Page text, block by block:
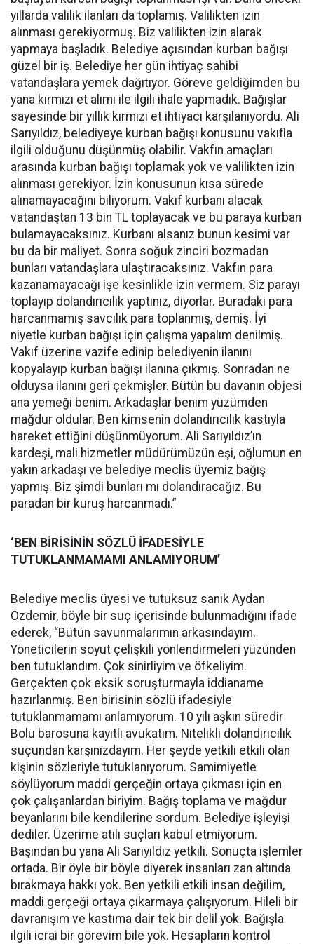
yıllarda valilik ilanları da toplamış. Valilikten izin
alınması gerekiyormuş. Biz valilikten izin alarak
yapmaya başladık. Belediye açısından kurban bağışı
güzel bir iş. Belediye her gün ihtiyaç sahibi
vatandaşlara yemek dağıtıyor. Göreve geldiğimden bu
yana kırmızı et alımı ile ilgili ihale yapmadık. Bağışlar
sayesinde bir yıllık kırmızı et ihtiyacı karşılanıyordu. Ali
Sarıyıldız, belediyeye kurban bağışı konusunu vakıfla
ilgili olduğunu düşünmüş olabilir. Vakfın amaçları
arasında kurban bağışı toplamak yok ve valilikten izin
alınması gerekiyor. İzin konusunun kısa sürede
alınamayacağını biliyorum. Vakıf kurbanı alacak
vatandaştan 13 bin TL toplayacak ve bu paraya kurban
bulamayacaksınız. Kurbanı alsanız bunun kesimi var
bu da bir maliyet. Sonra soğuk zinciri bozmadan
bunları vatandaşlara ulaştıracaksınız. Vakfın para
kazanamayacağı işe kesinlikle izin vermem. Siz parayı
toplayıp dolandırıcılık yaptınız, diyorlar. Buradaki para
harcanmamış savcılık para toplanmış, demiş. İyi
niyetle kurban bağışı için çalışma yapalım denilmiş.
Vakıf üzerine vazife edinip belediyenin ilanını
kopyalayıp kurban bağışı ilanına çıkmış. Sonradan ne
olduysa ilanını geri çekmişler. Bütün bu davanın objesi
ana yemeği benim. Arkadaşlar benim yüzümden
mağdur oldular. Ben kimsenin dolandırıcılık kastıyla
hareket ettiğini düşünmüyorum. Ali Sarıyıldız’ın
kardeşi, mali hizmetler müdürümüzün eşi, oğlumun en
yakın arkadaşı ve belediye meclis üyemiz bağış
yapmış. Biz şimdi bunları mı dolandıracağız. Bu
paradan bir kuruş harcanmadı.”
‘BEN BİRİSİNİN SÖZLÜ İFADESİYLE
TUTUKLANMAMAMI ANLAMIYORUM’
Belediye meclis üyesi ve tutuksuz sanık Aydan
Özdemir, böyle bir suç içerisinde bulunmadığını ifade
ederek, “Bütün savunmalarımın arkasındayım.
Yöneticilerin soyut çelişkili yönlendirmeleri yüzünden
ben tutuklandım. Çok sinirliyim ve öfkeliyim.
Gerçekten çok eksik soruşturmayla iddianame
hazırlanmış. Ben birisinin sözlü ifadesiyle
tutuklanmamamı anlamıyorum. 10 yılı aşkın süredir
Bolu barosuna kayıtlı avukatım. Nitelikli dolandırıcılık
suçundan karşınızdayım. Her şeyde yetkili etkili olan
kişinin sözleriyle tutuklanıyorum. Samimiyetle
söylüyorum maddi gerçeğin ortaya çıkması için en
çok çalışanlardan biriyim. Bağış toplama ve mağdur
beyanlarını bile kendilerine sordum. Belediye işleyişi
dediler. Üzerime atılı suçları kabul etmiyorum.
Başından bu yana Ali Sarıyıldız yetkili. Sonuçta işlemler
ortada. Bir öyle bir böyle diyerek insanları zan altında
bırakmaya hakkı yok. Ben yetkili etkili insan değilim,
maddi gerçeği ortaya çıkarmaya çalışıyorum. Hileli bir
davranışım ve kastıma dair tek bir delil yok. Bağışla
ilgili icrai bir görevim bile yok. Hesapların kontrol